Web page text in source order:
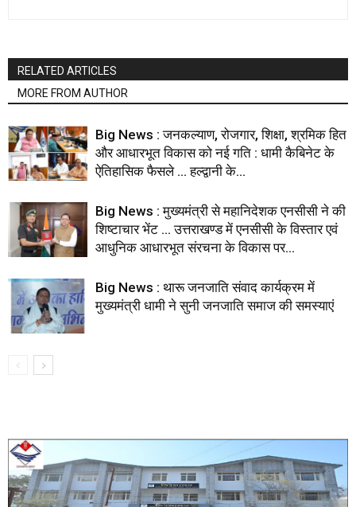
RELATED ARTICLES
MORE FROM AUTHOR
Big News : जनकल्याण, रोजगार, शिक्षा, श्रमिक हित
और आधारभूत विकास को नई गति : धामी कैबिनेट के
ऐतिहासिक फैसले … हल्द्वानी के...
Big News : मुख्यमंत्री से महानिदेशक एनसीसी ने की
शिष्टाचार भेंट … उत्तराखण्ड में एनसीसी के विस्तार एवं
आधुनिक आधारभूत संरचना के विकास पर...
Big News : थारू जनजाति संवाद कार्यक्रम में
मुख्यमंत्री धामी ने सुनी जनजाति समाज की समस्याएं